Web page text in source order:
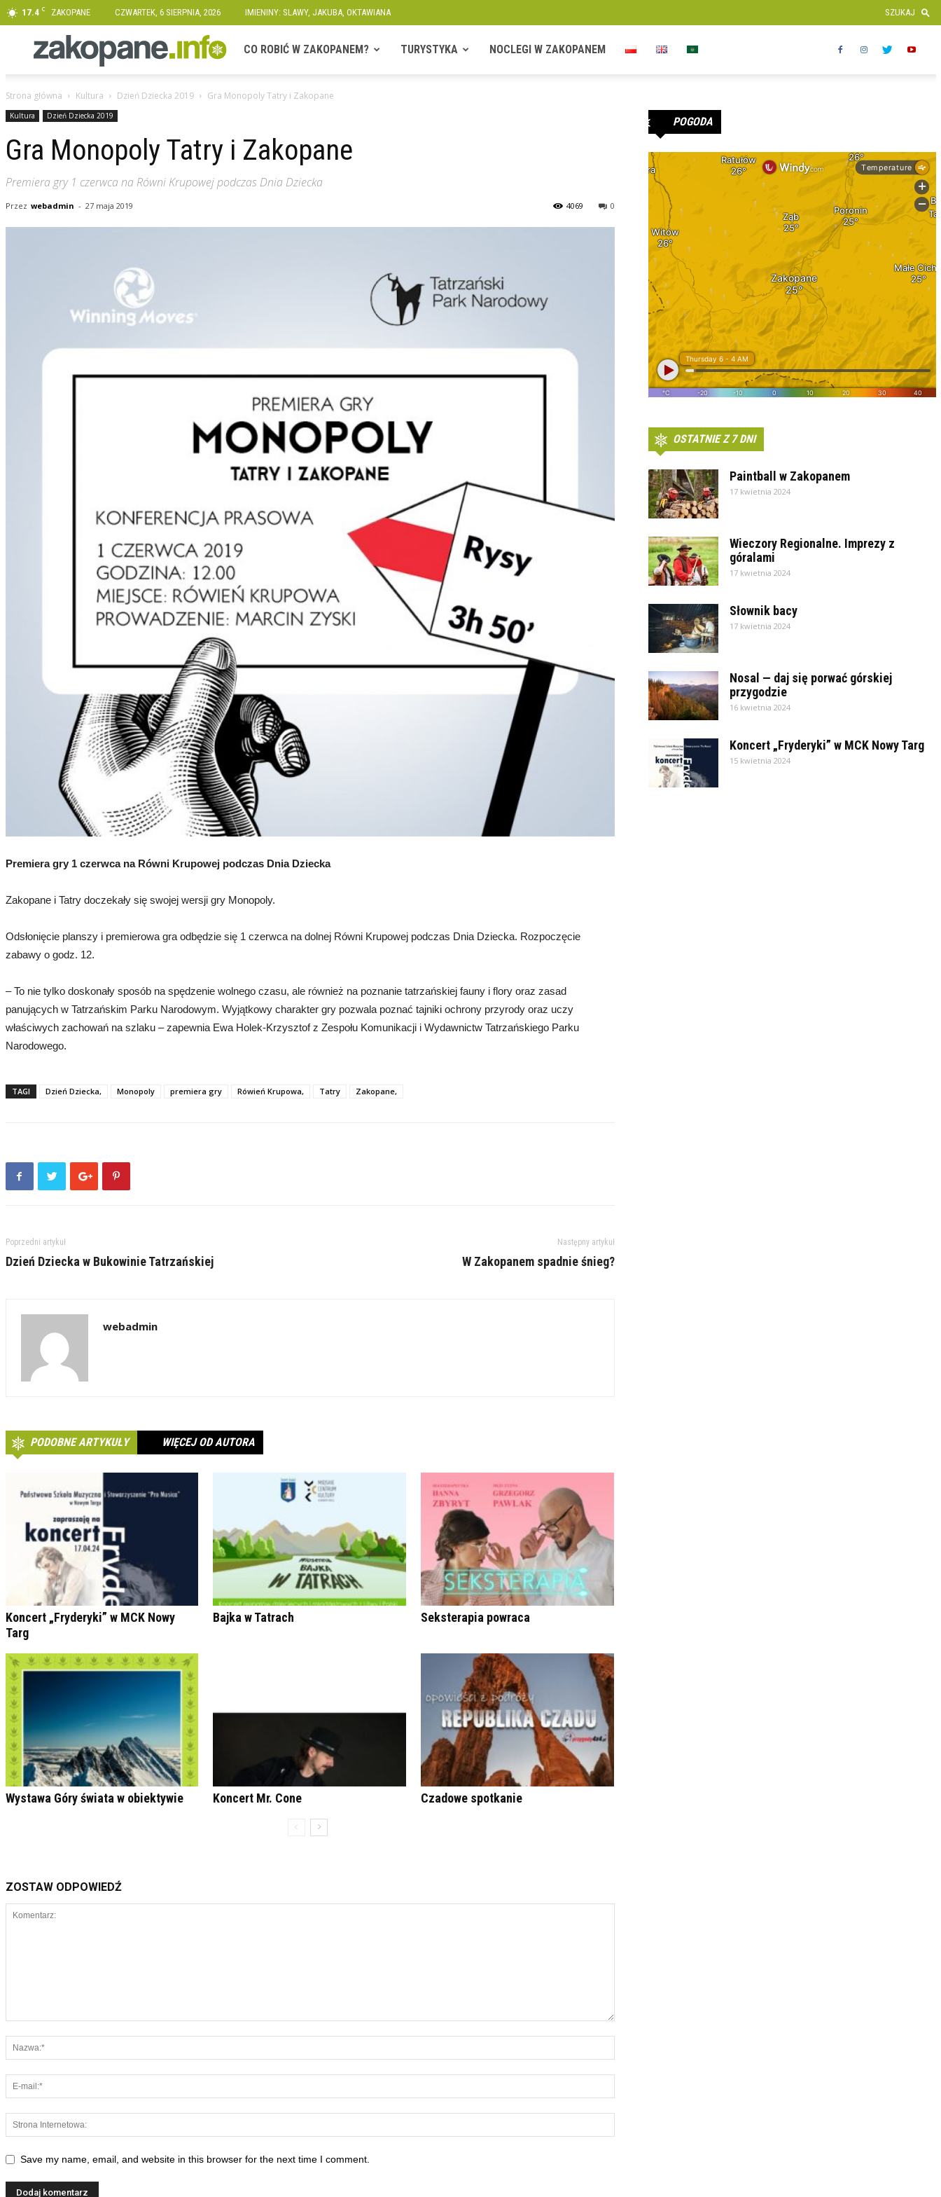
17.4 C ZAKOPANE CZWARTEK, 6 SIERPNIA, 2026 IMIENINY: SLAWY, JAKUBA, OKTAWIANA
Zakopane.info
CO ROBIĆ W ZAKOPANEM? TURYSTYKA NOCLEGI W ZAKOPANEM
Strona główna Kultura Dzień Dziecka 2019 Gra Monopoly Tatry i Zakopane
Kultura Dzień Dziecka 2019
Gra Monopoly Tatry i Zakopane
Premiera gry 1 czerwca na Równi Krupowej podczas Dnia Dziecka
Przez webadmin - 27 maja 2019 0
4069
Premiera gry 1 czerwca na Równi Krupowej podczas Dnia Dziecka
Zakopane i Tatry doczekały się swojej wersji gry Monopoly.
Odsłonięcie planszy i premierowa gra odbędzie się 1 czerwca na dolnej Równi Krupowej podczas Dnia Dziecka. Rozpoczęcie
zabawy o godz. 12.
– To nie tylko doskonały sposób na spędzenie wolnego czasu, ale również na poznanie tatrzańskiej fauny i flory oraz zasad
panujących w Tatrzańskim Parku Narodowym. Wyjątkowy charakter gry pozwala poznać tajniki ochrony przyrody oraz uczy
właściwych zachowań na szlaku – zapewnia Ewa Holek-Krzysztof z Zespołu Komunikacji i Wydawnictw Tatrzańskiego Parku
Narodowego.
TAGI Dzień Dziecka, Monopoly premiera gry Rówień Krupowa, Tatry Zakopane,
Poprzedni artykuł
Dzień Dziecka w Bukowinie Tatrzańskiej
Następny artykuł
W Zakopanem spadnie śnieg?
webadmin
PODOBNE ARTYKUŁY WIĘCEJ OD AUTORA
Koncert „Fryderyki” w MCK Nowy
Targ
Bajka w Tatrach Seksterapia powraca
Wystawa Góry świata w obiektywie Koncert Mr. Cone Czadowe spotkanie
ZOSTAW ODPOWIEDŹ
Save my name, email, and website in this browser for the next time I comment.
POGODA
OSTATNIE Z 7 DNI
Paintball w Zakopanem
17 kwietnia 2024
Wieczory Regionalne. Imprezy z
góralami
17 kwietnia 2024
Słownik bacy
17 kwietnia 2024
Nosal — daj się porwać górskiej
przygodzie
16 kwietnia 2024
Koncert „Fryderyki” w MCK Nowy Targ
15 kwietnia 2024